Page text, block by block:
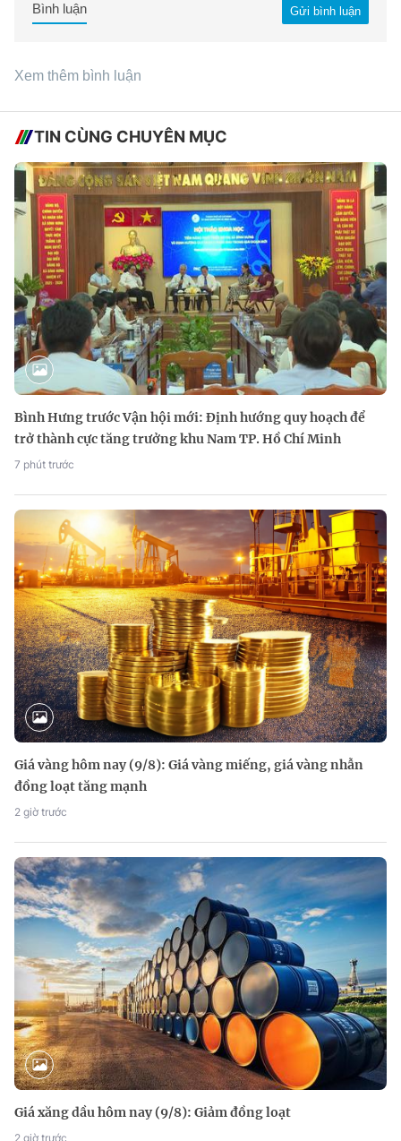
Gửi bình luận
Bình luận
Xem thêm bình luận
TIN CÙNG CHUYÊN MỤC
Bình Hưng trước Vận hội mới: Định hướng quy hoạch để
trở thành cực tăng trưởng khu Nam TP. Hồ Chí Minh
7 phút trước
Giá vàng hôm nay (9/8): Giá vàng miếng, giá vàng nhẫn
đồng loạt tăng mạnh
2 giờ trước
Giá xăng dầu hôm nay (9/8): Giảm đồng loạt
2 giờ trước